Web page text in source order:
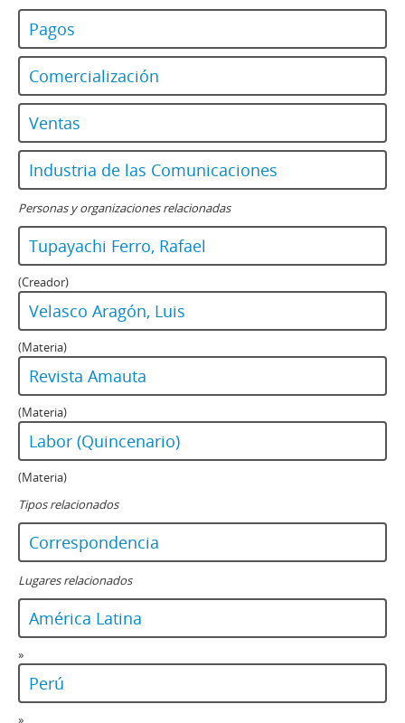
Pagos
Comercialización
Ventas
Industria de las Comunicaciones
Personas y organizaciones relacionadas
Tupayachi Ferro, Rafael
(Creador)
Velasco Aragón, Luis
(Materia)
Revista Amauta
(Materia)
Labor (Quincenario)
(Materia)
Tipos relacionados
Correspondencia
Lugares relacionados
América Latina
»
Perú
»